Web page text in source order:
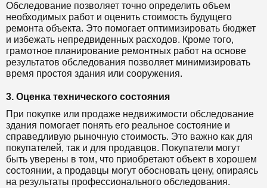
Обследование позволяет точно определить объем
необходимых работ и оценить стоимость будущего
ремонта объекта. Это помогает оптимизировать бюджет
и избежать непредвиденных расходов. Кроме того,
грамотное планирование ремонтных работ на основе
результатов обследования позволяет минимизировать
время простоя здания или сооружения.
3. Оценка технического состояния
При покупке или продаже недвижимости обследование
здания помогает понять его реальное состояние и
справедливую рыночную стоимость. Это важно как для
покупателей, так и для продавцов. Покупатели могут
быть уверены в том, что приобретают объект в хорошем
состоянии, а продавцы могут обосновать цену, опираясь
на результаты профессионального обследования.